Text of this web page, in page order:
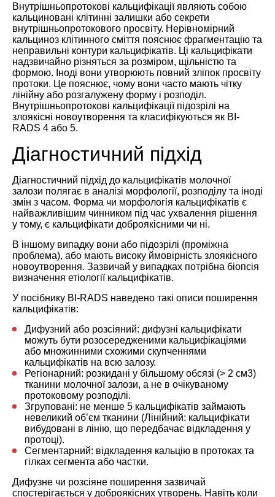
Внутрішньопротокові кальцифікації являють собою
кальциновані клітинні залишки або секрети
внутрішньопротокового просвіту. Нерівномірний
кальциноз клітинного сміття пояснює фрагментацію та
неправильні контури кальцифікатів. Ці кальцифікати
надзвичайно різняться за розміром, щільністю та
формою. Іноді вони утворюють повний зліпок просвіту
протоки. Це пояснює, чому вони часто мають чітку
лінійну або розгалужену форму і розподіл.
Внутрішньопротокові кальцифікації підозрілі на
злоякісні новоутворення та класифікуються як BI-
RADS 4 або 5.
Діагностичний підхід
Діагностичний підхід до кальцифікатів молочної
залози полягає в аналізі морфології, розподілу та іноді
змін з часом. Форма чи морфологія кальцифікатів є
найважливішим чинником під час ухвалення рішення
у тому, є кальцифікати доброякісними чи ні.
В іншому випадку вони або підозрілі (проміжна
проблема), або мають високу ймовірність злоякісного
новоутворення. Зазвичай у випадках потрібна біопсія
визначення етіології кальцифікатів.
У посібнику BI-RADS наведено такі описи поширення
кальцифікатів:
Дифузний або розсіяний: дифузні кальцифікати
можуть бути розосередженими кальцифікаціями
або множинними схожими скупченнями
кальцифікатів на всю залозу.
Регіонарний: розкидані у більшому обсязі (> 2 см3)
тканини молочної залози, а не в очікуваному
протоковому розподілі.
Згруповані: не менше 5 кальцифікатів займають
невеликий об’єм тканини (Лінійний: кальцифікати
вибудовані в лінію, що передбачає відкладення у
протоці).
Сегментарний: відкладення кальцію в протоках та
гілках сегмента або частки.
Дифузне чи розсіяне поширення зазвичай
спостерігається у доброякісних утворень. Навіть коли